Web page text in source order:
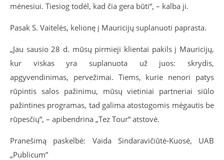
mėnesiui. Tiesiog todėl, kad čia gera būti“, – kalba ji.
Pasak S. Vaitelės, kelionę į Mauricijų suplanuoti paprasta.
„Jau sausio 28 d. mūsų pirmieji klientai pakils į Mauricijų,
kur viskas yra suplanuota už juos: skrydis,
apgyvendinimas, pervežimai. Tiems, kurie nenori patys
rūpintis salos pažinimu, mūsų vietiniai partneriai siūlo
pažintines programas, tad galima atostogomis mėgautis be
rūpesčių“, – apibendrina „Tez Tour“ atstovė.
Pranešimą paskelbė: Vaida Sindaravičiūtė-Kuosė, UAB
„Publicum”